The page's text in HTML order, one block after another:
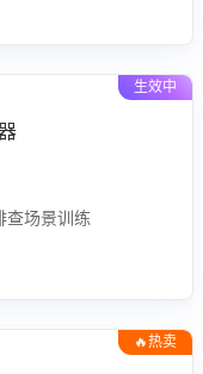
生效中
查场景训练
🔥热卖